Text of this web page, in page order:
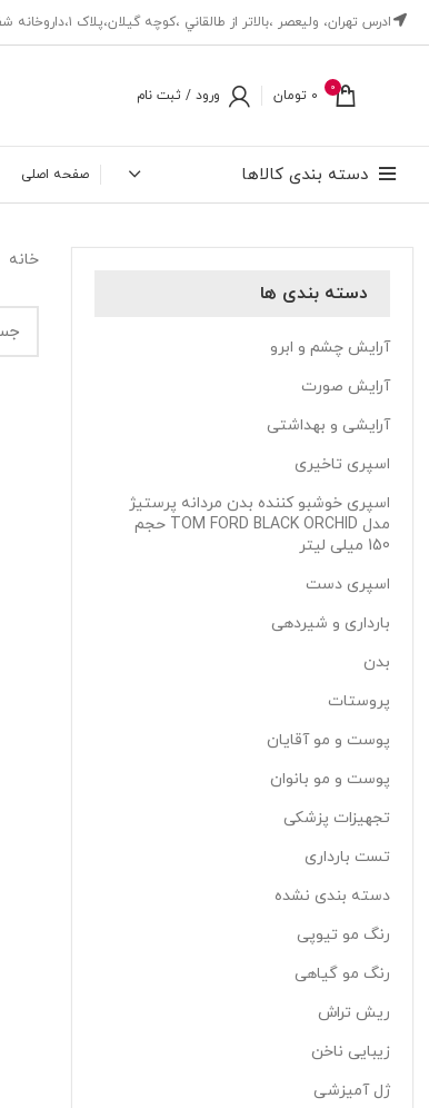
ادرس تهران، ‎وليعصر ،بالاتر از طالقاني ،كوچه گيلان،پلاک ۱،داروخانه شفا مركزي
0
0 تومان ورود / ثبت نام
دسته بندی کالاها صفحه اصلی
دسته بندی ها
آرایش چشم و ابرو
آرایش صورت
آرایشی و بهداشتی
اسپری تاخیری
اسپری خوشبو کننده بدن مردانه پرستیژ
مدل TOM FORD BLACK ORCHID حجم
150 میلی لیتر
اسپری دست
بارداری و شیردهی
بدن
پروستات
پوست و مو آقایان
پوست و مو بانوان
تجهیزات پزشکی
تست بارداری
دسته بندی نشده
رنگ مو تیوپی
رنگ مو گیاهی
ریش تراش
زیبایی ناخن
ژل آمیزشی
خانه